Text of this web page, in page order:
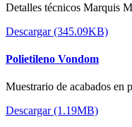
Detalles técnicos Marquis
Descargar (345.09KB)
Polietileno Vondom
Muestrario de acabados en
Descargar (1.19MB)